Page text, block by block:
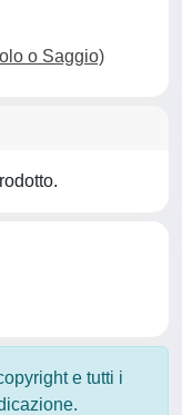
o Saggio)
e tutti i